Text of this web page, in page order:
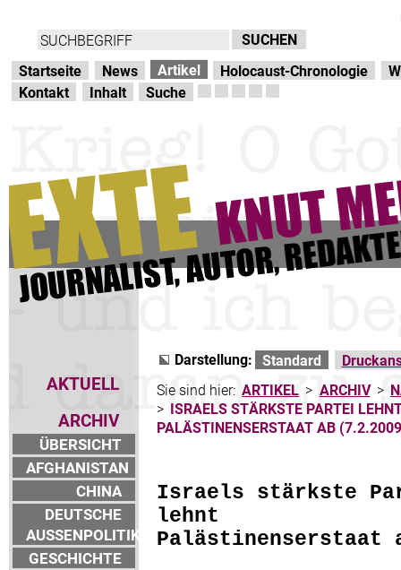
Startseite News Artikel Holocaust-Chronologie
Kontakt
Inhalt Suche
AKTUELL
ARCHIV
ÜBERSICHT
AFGHANISTAN
CHINA
DEUTSCHE
AUSSENPOLITIK
GESCHICHTE
Darstellung: Standard
Sie sind hier: ARTIKEL > ARCHIV >
> ISRAELS STÄRKSTE PARTEI
PALÄSTINENSERSTAAT AB
Israels stärkste
lehnt
Palästinenserstaat